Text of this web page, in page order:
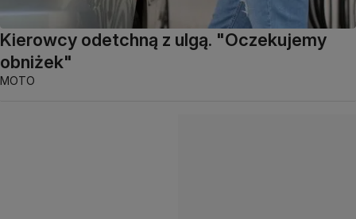
Kierowcy odetchną z ulgą. "Oczekujemy
obniżek"
MOTO